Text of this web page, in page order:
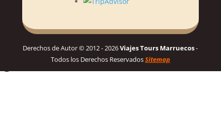
Derechos de Autor © 2012 - 2026Viajes Tours Marruecos-
Todos los Derechos ReservadosSitemap